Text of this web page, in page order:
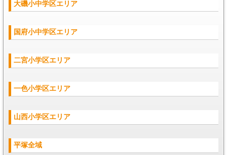
大磯小中学区エリア
国府小中学区エリア
二宮小学区エリア
一色小学区エリア
山西小学区エリア
平塚全域